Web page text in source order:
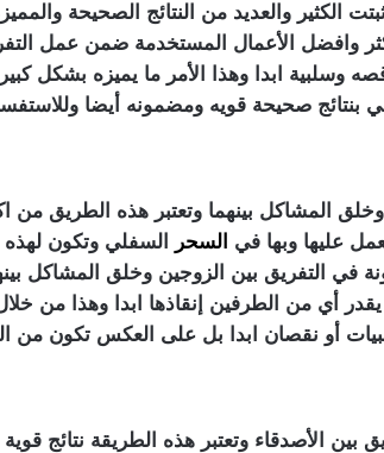
أثبتت الكثير والعديد من النتائج
وافضل الأعمال المستخدمة ضمن عمل
وسلبية ابدا وهذا الأمر ما يميزه بشكل
بنتائج صحيحة قويه ومضمونه أيضا
المشاكل بينهما وتعتبر هذه الطريق
عليها وبها في السحر
السفلي وتكون
في التفريق بين الزوجين وخلق المشاكل
يقدر أي من الطرفين إنقاذها ابدا وهذا من
أو نقصان ابدا بل على العكس تكون من
الأصدقاء وتعتبر هذه الطريقة نتائج